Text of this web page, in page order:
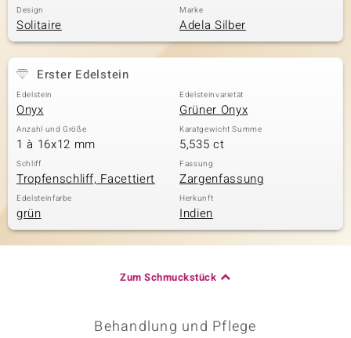
Design
Solitaire
Marke
Adela Silber
Erster Edelstein
Edelstein
Onyx
Edelsteinvarietät
Grüner Onyx
Anzahl und Größe
1 à 16x12 mm
Karatgewicht Summe
5,535 ct
Schliff
Tropfenschliff, Facettiert
Fassung
Zargenfassung
Edelsteinfarbe
grün
Herkunft
Indien
Zum Schmuckstück
Behandlung und Pflege